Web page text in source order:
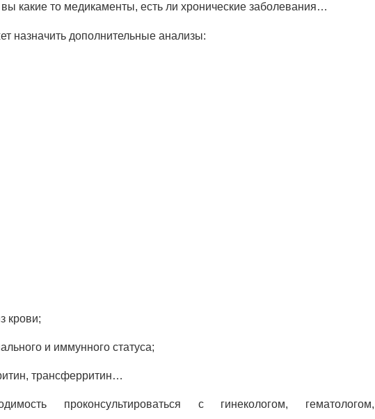
какие то медикаменты, есть ли хронические заболевания…
назначить дополнительные анализы:
крови;
и иммунного статуса;
трансферритин…
проконсультироваться с гинекологом, гематологом,